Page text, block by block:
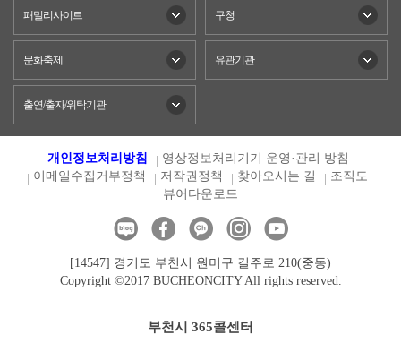
패밀리사이트 구청
문화축제 유관기관
출연/출자/위탁기관
개인정보처리방침
영상정보처리기기 운영·관리 방침
이메일수집거부정책
저작권정책 찾아오시는 길
조직도
뷰어다운로드
[14547] 경기도 부천시 원미구 길주로 210(중동)
Copyright ©2017 BUCHEONCITY All rights reserved.
부천시 365콜센터